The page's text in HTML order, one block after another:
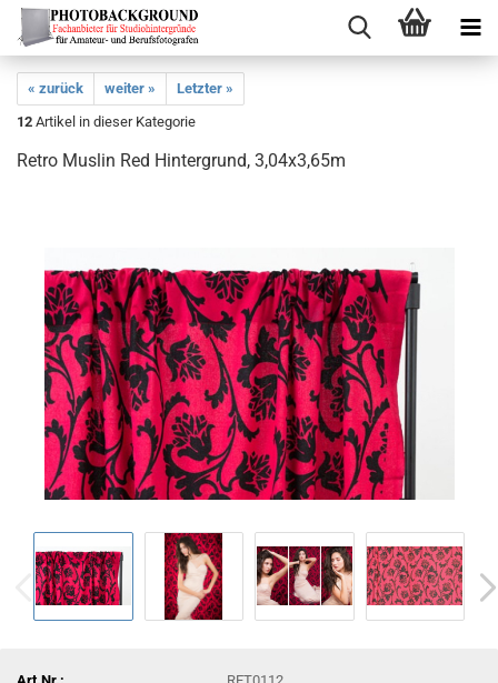
« zurück weiter »
Letzter »
12 Artikel in dieser Kategorie
Retro Muslin Red Hintergrund, 3,04x3,65m
Art.Nr.:
RET0112